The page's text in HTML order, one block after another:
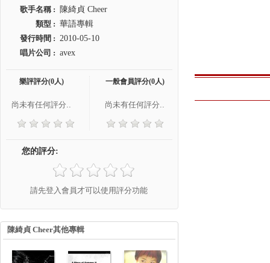
歌手名稱 :
陳綺貞 Cheer
類型 : 華語專輯
發行時間 : 2010-05-10
唱片公司 : avex
樂評評分(0人)
尚未有任何評分..
一般會員評分(0人)
尚未有任何評分..
您的評分:
請先登入會員才可以使用評分功能
陳綺貞 Cheer其他專輯